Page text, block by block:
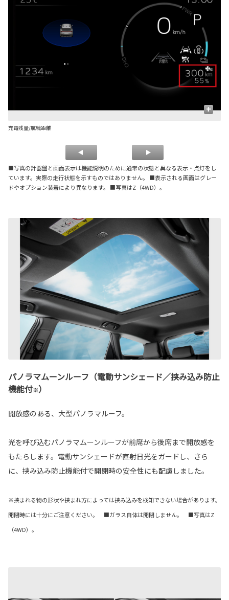
+
充電残量/航続距離
■写真の計器盤と画面表示は機能説明のために通常の状態と異なる表示・点灯をし
ています。実際の走行状態を示すものではありません。 ■表示される画面はグレー
ドやオプション装着により異なります。 ■写真はZ（4WD）。
パノラマムーンルーフ（電動サンシェード／挟み込み防止
機能付※）
開放感のある、大型パノラマルーフ。
光を呼び込むパノラマムーンルーフが前席から後席まで開放感を
もたらします。電動サンシェードが直射日光をガードし、さら
に、挟み込み防止機能付で開閉時の安全性にも配慮しました。
※挟まれる物の形状や挟まれ方によっては挟み込みを検知できない場合があります。
開閉時には十分にご注意ください。 ■ガラス自体は開閉しません。 ■写真はZ
（4WD）。